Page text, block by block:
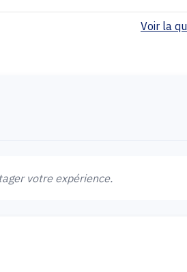
Voir la
votre expérience.